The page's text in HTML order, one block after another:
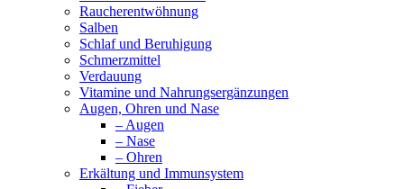
Raucherentwöhnung
Salben
Schlaf und Beruhigung
Schmerzmittel
Verdauung
Vitamine und Nahrungsergänzungen
Augen, Ohren und Nase
– Augen
– Nase
– Ohren
Erkältung und Immunsystem